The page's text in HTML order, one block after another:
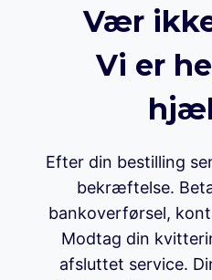
Vær
Vi er
Efter din bestilling
bekræftelse.
bankoverførsel,
Modtag din
afsluttet service.